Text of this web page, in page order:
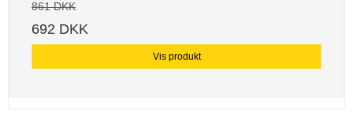
861 DKK
692 DKK
Vis produkt